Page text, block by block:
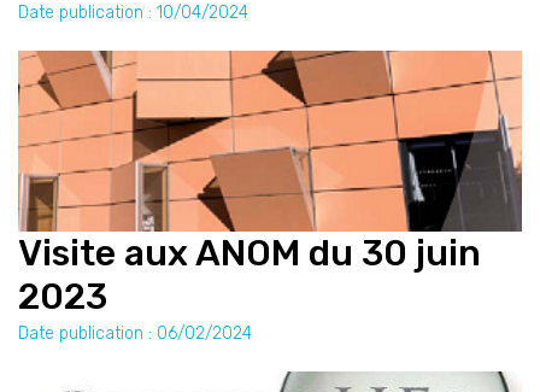
Date publication : 10/04/2024
Visite aux ANOM du 30 juin
2023
Date publication : 06/02/2024